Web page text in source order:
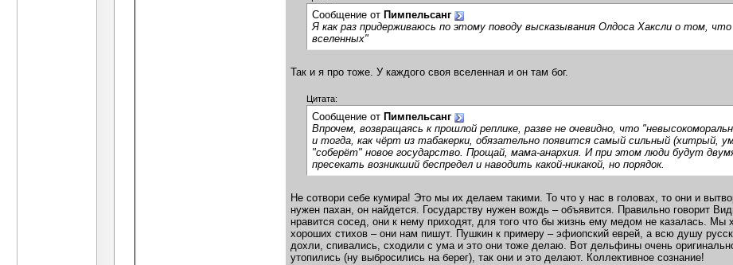
Сообщение от Пимпельсанг
Я как раз придерживаюсь по этому поводу высказывания Олдоса Хаксли о том,
вселенных"
Так и я про тоже. У каждого своя вселенная и он там бог.
Цитата:
Сообщение от Пимпельсанг
Впрочем, возвращаясь к прошлой реплике, разве не очевидно, что
и тогда, как чёрт из табакерки, обязательно появится самый сильный (хитрый,
"соберёт" новое государство. Прощай, мама-анархия. И при этом люди будут
пресекать возникший беспредел и наводить какой-никакой, но порядок.
Не сотвори себе кумира! Это мы их делаем такими. То что у нас в головах, то они и
нужен пахан, он найдется. Государству нужен вождь – объявится. Правильно говорит
нравится сосед, они к нему приходят, для того что бы жизнь ему медом не казалась.
хороших стихов – они нам пишут. Пушкин к примеру – эфиопский еврей, а всю душу
дохли, спивались, сходили с ума и это они тоже делаю. Вот дельфины очень
утопились (ну выбросились на берег), так они и это делают. Коллективное сознание!